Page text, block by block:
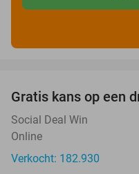
Gratis kans op een
Social Deal Win
Online
Verkocht: 182.930